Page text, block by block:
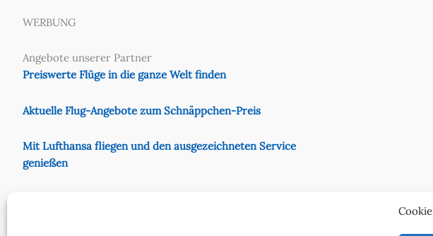
WERBUNG
Angebote unserer Partner
Preiswerte Flüge in die ganze Welt finden
Aktuelle Flug-Angebote zum Schnäppchen-Preis
Mit Lufthansa fliegen und den ausgezeichneten Service
genießen